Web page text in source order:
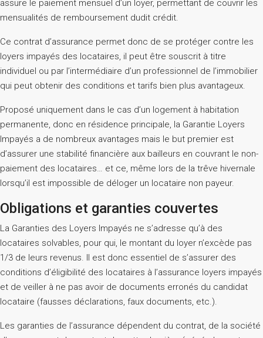
assure le paiement mensuel d’un loyer, permettant de couvrir les
mensualités de remboursement dudit crédit.
Ce contrat d’assurance permet donc de se protéger contre les
loyers impayés des locataires, il peut être souscrit à titre
individuel ou par l’intermédiaire d’un professionnel de l’immobilier
qui peut obtenir des conditions et tarifs bien plus avantageux.
Proposé uniquement dans le cas d’un logement à habitation
permanente, donc en résidence principale, la Garantie Loyers
Impayés a de nombreux avantages mais le but premier est
d’assurer une stabilité financière aux bailleurs en couvrant le non-
paiement des locataires… et ce, même lors de la trêve hivernale
lorsqu’il est impossible de déloger un locataire non payeur.
Obligations et garanties couvertes
La Garanties des Loyers Impayés ne s’adresse qu’à des
locataires solvables, pour qui, le montant du loyer n’excède pas
1/3 de leurs revenus. Il est donc essentiel de s’assurer des
conditions d’éligibilité des locataires à l’assurance loyers impayés
et de veiller à ne pas avoir de documents erronés du candidat
locataire (fausses déclarations, faux documents, etc.).
Les garanties de l’assurance dépendent du contrat, de la société